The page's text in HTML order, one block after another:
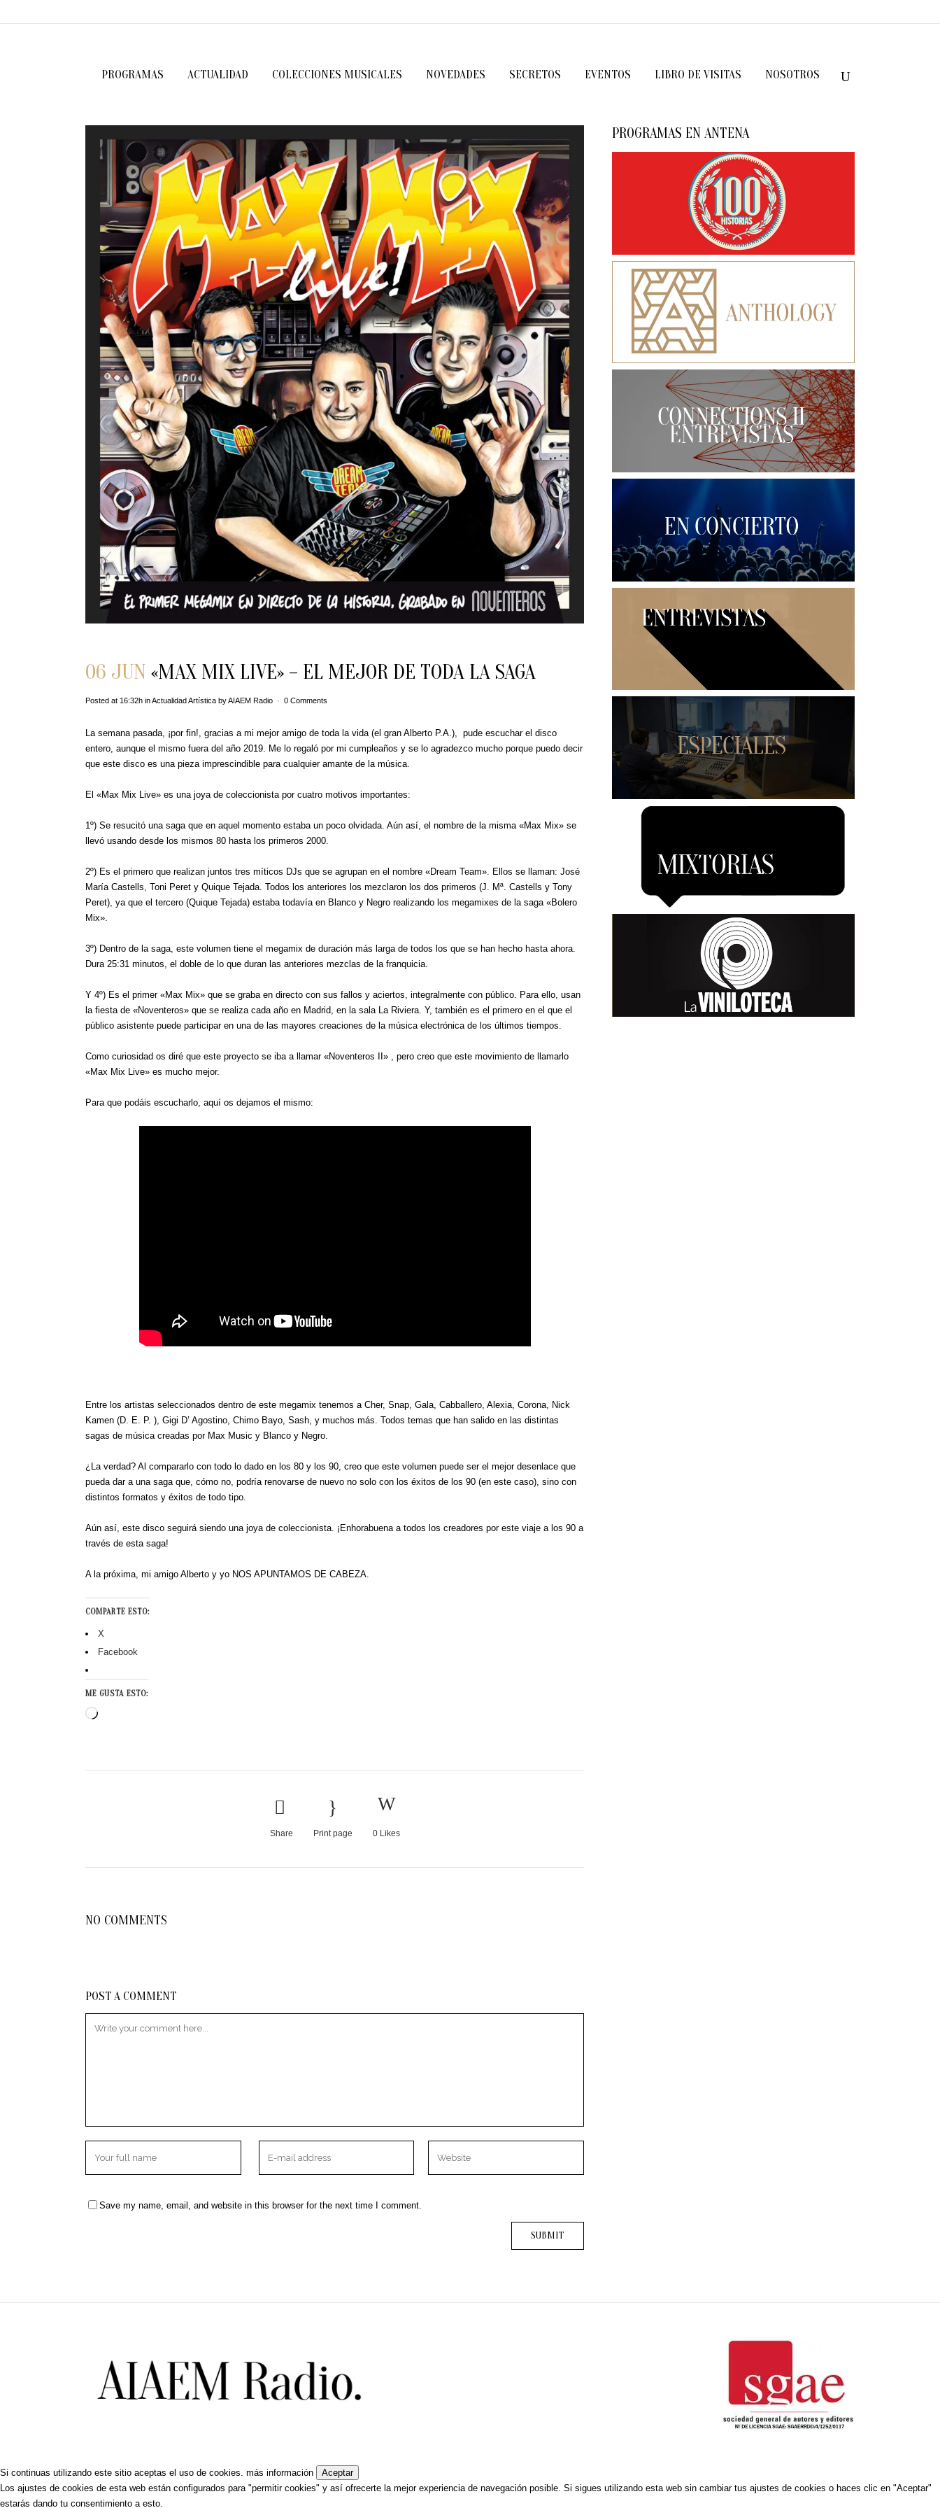
PROGRAMAS ACTUALIDAD COLECCIONES MUSICALES NOVEDADES SECRETOS EVENTOS LIBRO DE VISITAS NOSOTROS
06 JUN «MAX MIX LIVE» – EL MEJOR DE TODA LA SAGA
Posted at 16:32h inActualidad Artística byAIAEM Radio 0 Comments
La semana pasada, ¡por fin!, gracias a mi mejor amigo de toda la vida (el gran Alberto P.A.), pude escuchar el disco
entero, aunque el mismo fuera del año 2019. Me lo regaló por mi cumpleaños y se lo agradezco mucho porque puedo decir
que este disco es una pieza imprescindible para cualquier amante de la música.
El «Max Mix Live» es una joya de coleccionista por cuatro motivos importantes:
1º) Se resucitó una saga que en aquel momento estaba un poco olvidada. Aún así, el nombre de la misma «Max Mix» se
llevó usando desde los mismos 80 hasta los primeros 2000.
2º) Es el primero que realizan juntos tres míticos DJs que se agrupan en el nombre «Dream Team». Ellos se llaman: José
María Castells, Toni Peret y Quique Tejada. Todos los anteriores los mezclaron los dos primeros (J. Mª. Castells y Tony
Peret), ya que el tercero (Quique Tejada) estaba todavía en Blanco y Negro realizando los megamixes de la saga «Bolero
Mix».
3º) Dentro de la saga, este volumen tiene el megamix de duración más larga de todos los que se han hecho hasta ahora.
Dura 25:31 minutos, el doble de lo que duran las anteriores mezclas de la franquicia.
Y 4º) Es el primer «Max Mix» que se graba en directo con sus fallos y aciertos, integralmente con público. Para ello, usan
la fiesta de «Noventeros» que se realiza cada año en Madrid, en la sala La Riviera. Y, también es el primero en el que el
público asistente puede participar en una de las mayores creaciones de la música electrónica de los últimos tiempos.
Como curiosidad os diré que este proyecto se iba a llamar «Noventeros II» , pero creo que este movimiento de llamarlo
«Max Mix Live» es mucho mejor.
Para que podáis escucharlo, aquí os dejamos el mismo:
Entre los artistas seleccionados dentro de este megamix tenemos a Cher, Snap, Gala, Cabballero, Alexia, Corona, Nick
Kamen (D. E. P. ), Gigi D’ Agostino, Chimo Bayo, Sash, y muchos más. Todos temas que han salido en las distintas
sagas de música creadas por Max Music y Blanco y Negro.
¿La verdad? Al compararlo con todo lo dado en los 80 y los 90, creo que este volumen puede ser el mejor desenlace que
pueda dar a una saga que, cómo no, podría renovarse de nuevo no solo con los éxitos de los 90 (en este caso), sino con
distintos formatos y éxitos de todo tipo.
Aún así, este disco seguirá siendo una joya de coleccionista. ¡Enhorabuena a todos los creadores por este viaje a los 90 a
través de esta saga!
A la próxima, mi amigo Alberto y yo NOS APUNTAMOS DE CABEZA.
COMPARTE ESTO:
X
Facebook
ME GUSTA ESTO:
Cargando...
Share Print page 0Likes
NO COMMENTS
POST A COMMENT
Save my name, email, and website in this browser for the next time I comment.
PROGRAMAS EN ANTENA
Si continuas utilizando este sitio aceptas el uso de cookies. más información
Aceptar
Los ajustes de cookies de esta web están configurados para "permitir cookies" y así ofrecerte la mejor experiencia de navegación posible. Si sigues utilizando esta web sin cambiar tus ajustes de cookies o haces clic en "Aceptar"
estarás dando tu consentimiento a esto.